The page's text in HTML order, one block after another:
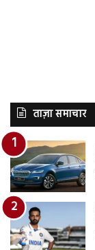
ताज़ा समाचार